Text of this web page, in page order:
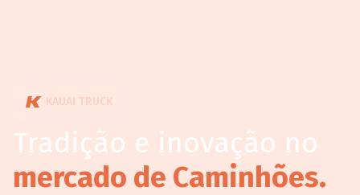
KAUAI TRUCK
Tradição e inovação no
mercado de Caminhões.